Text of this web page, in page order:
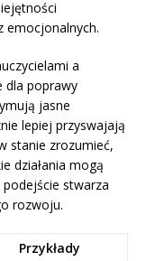
emocjonalnych.
a
dla poprawy
jasne
lepiej przyswajają
stanie zrozumieć,
działania mogą
stwarza
rozwoju.
Przykłady